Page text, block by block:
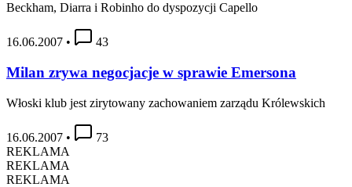
Beckham, Diarra i Robinho do dyspozycji Capello
16.06.2007 • 43
Milan zrywa negocjacje w sprawie Emersona
Włoski klub jest zirytowany zachowaniem zarządu Królewskich
16.06.2007 •
73
REKLAMA
REKLAMA
REKLAMA